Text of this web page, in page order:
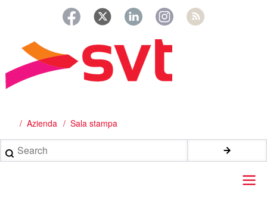
principale
Briciole
di
pane
Azienda Sala stampa
Search